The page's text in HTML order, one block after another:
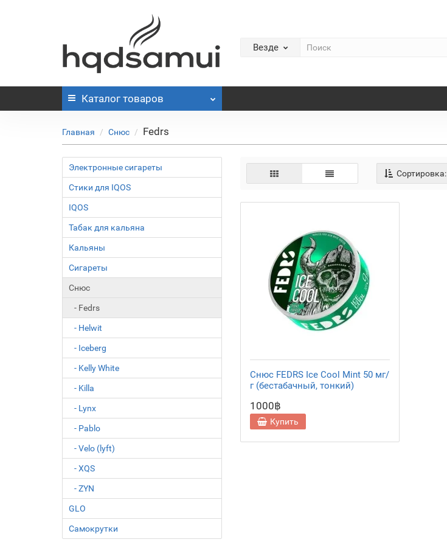
Везде
Каталог товаров
Главная Снюс Fedrs
Электронные сигареты
Стики для IQOS
IQOS
Табак для кальяна
Кальяны
Сигареты
Снюс
- Fedrs
- Helwit
- Iceberg
- Kelly White
- Killa
- Lynx
- Pablo
- Velo (lyft)
- XQS
- ZYN
GLO
Самокрутки
Сортировка:
Снюс FEDRS Ice Cool Mint 50 мг/
г (бестабачный, тонкий)
1000฿
Купить